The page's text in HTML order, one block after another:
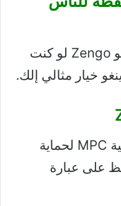
أفضل محفظة بيتكوين مجانية زينغو Zengo لو كنت
خيار مثالي إلك.
أمان عالي: زينغو تستخدم تقنية MPC لحماية
على عبارة